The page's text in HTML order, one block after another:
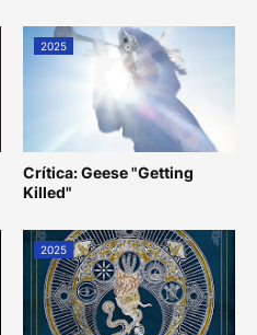
2025
Crítica: Geese "Getting
Killed"
2025